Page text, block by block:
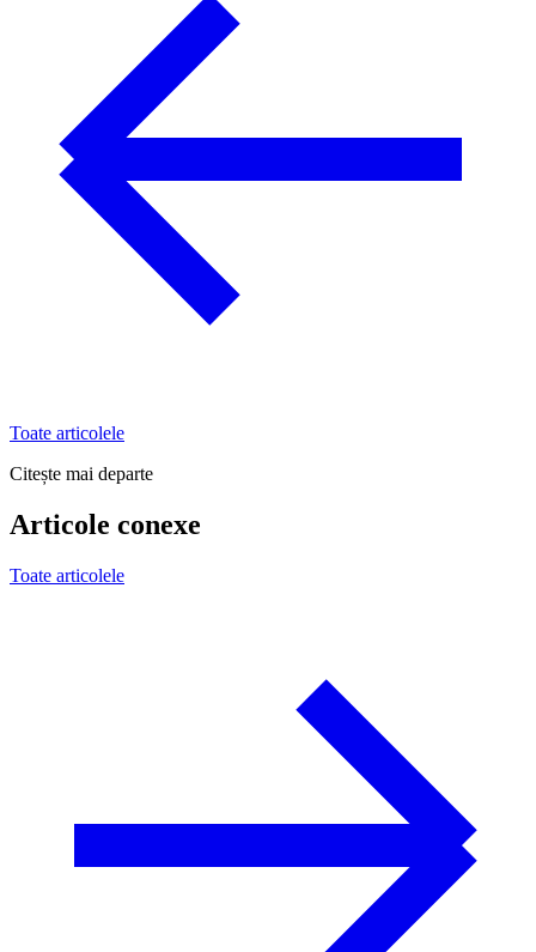
Toate articolele
Citește mai departe
Articole conexe
Toate articolele